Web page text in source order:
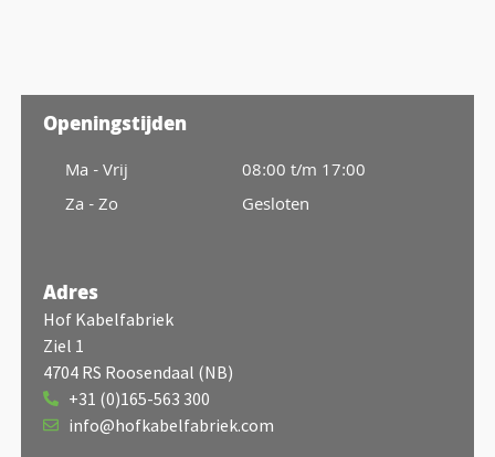
Openingstijden
Ma - Vrij
Za - Zo
08:00 t/m 17:00
Gesloten
Adres
Hof Kabelfabriek
Ziel 1
4704 RS Roosendaal (NB)
+31 (0)165-563 300
info@hofkabelfabriek.com